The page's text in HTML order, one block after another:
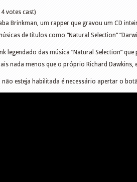
votes cast)
Brinkman, um rapper que gravou um CD
de títulos como “Natural Selection”
legendado das música “Natural Selection”
nada menos que o próprio Richard Dawkins, e
não esteja habilitada é necessário apertar o